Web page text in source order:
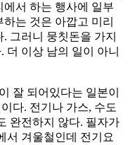
서 하는 행사에 일부
는 것은 아깝고 미리
그러니 뭉칫돈을 가지
더 이상 남의 일이 아니
잘 되어있다는 일본이
다. 전기나 가스, 수도
완전하지 않다. 필자가
서 겨울철인데 전기요